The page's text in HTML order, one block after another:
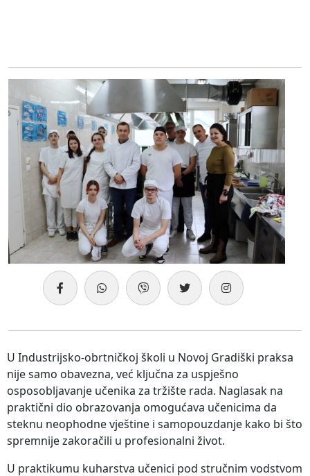
U Industrijsko-obrtničkoj školi u Novoj Gradiški praksa
nije samo obavezna, već ključna za uspješno
osposobljavanje učenika za tržište rada. Naglasak na
praktični dio obrazovanja omogućava učenicima da
steknu neophodne vještine i samopouzdanje kako bi što
spremnije zakoračili u profesionalni život.
U praktikumu kuharstva učenici pod stručnim vodstvom